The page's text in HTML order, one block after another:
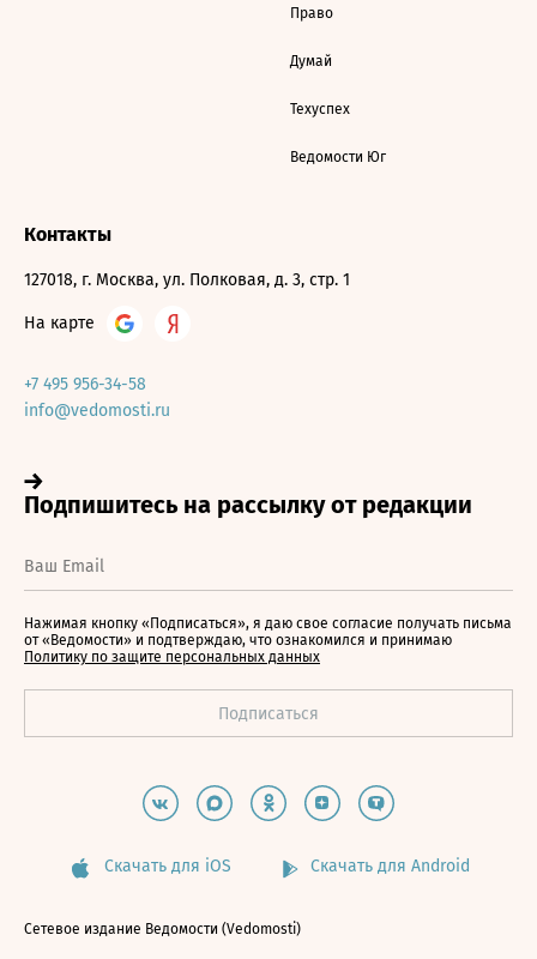
Право
Думай
Техуспех
Ведомости Юг
Контакты
127018, г. Москва, ул. Полковая, д. 3, стр. 1
На карте
+7 495 956-34-58
info@vedomosti.ru
Нажимая кнопку «Подписаться», я даю свое согласие получать письма
от «Ведомости» и подтверждаю, что ознакомился и принимаю
Политику по защите персональных данных
Скачать для iOS Скачать для Android
Сетевое издание Ведомости (Vedomosti)